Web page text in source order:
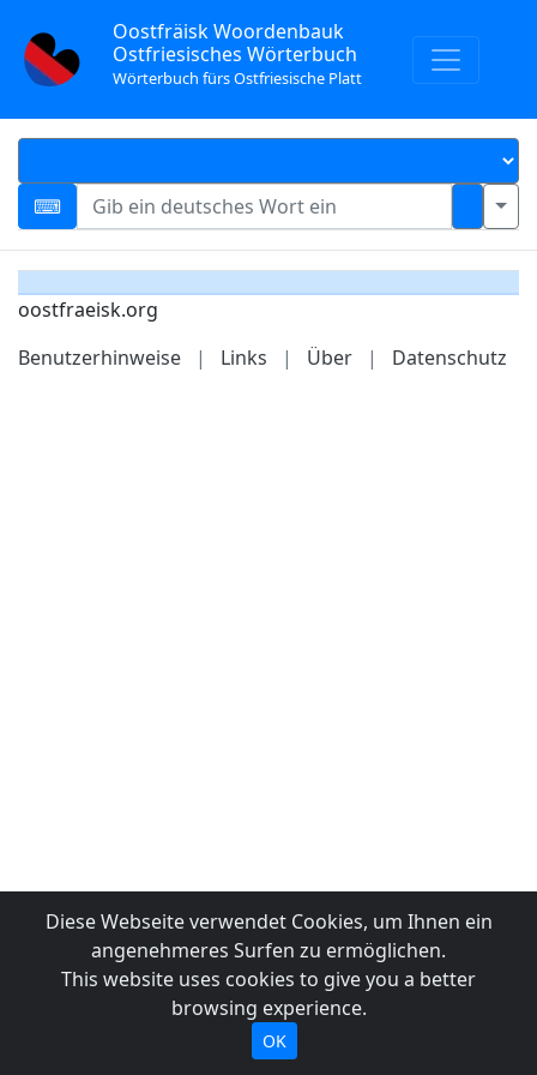
Oostfräisk Woordenbauk
Ostfriesisches Wörterbuch
Wörterbuch fürs Ostfriesische Platt
oostfraeisk.org
Benutzerhinweise
| Links | Über | Datenschutz
Diese Webseite verwendet Cookies, um Ihnen ein
angenehmeres Surfen zu ermöglichen.
This website uses cookies to give you a better
browsing experience.
OK